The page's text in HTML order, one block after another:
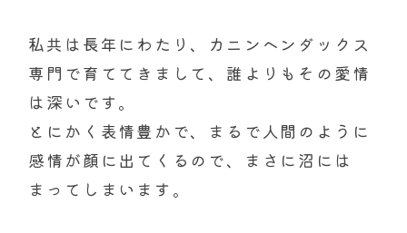
私共は長年にわたり、カニンヘンダックス
専門で育ててきまして、誰よりもその愛情
は深いです。
とにかく表情豊かで、まるで人間のように
感情が顔に出てくるので、まさに沼には
まってしまいます。